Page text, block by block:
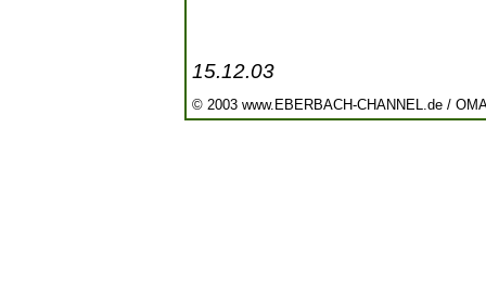
15.12.03
© 2003 www.EBERBACH-CHANNEL.de /